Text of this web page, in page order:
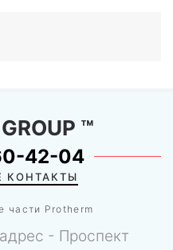
части Protherm
™
42-04
КОНТАКТЫ
- Проспект